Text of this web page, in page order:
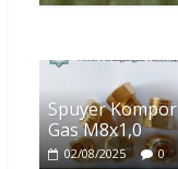
Spuyer Kompor
Gas M8x1,0
02/08/2025 0